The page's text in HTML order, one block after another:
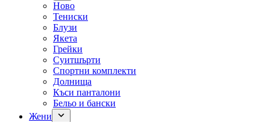
Ново
Тениски
Блузи
Якета
Грейки
Суитшърти
Спортни комплекти
Долнища
Къси панталони
Бельо и бански
Жени